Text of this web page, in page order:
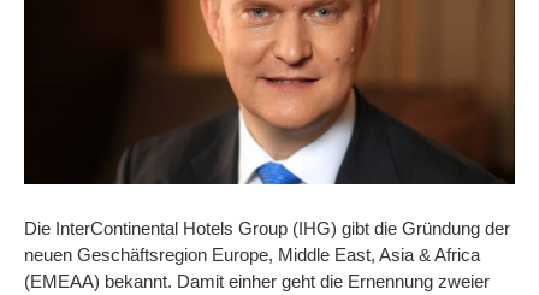
Die InterContinental Hotels Group (IHG) gibt die Gründung der
neuen Geschäftsregion Europe, Middle East, Asia & Africa
(EMEAA) bekannt. Damit einher geht die Ernennung zweier